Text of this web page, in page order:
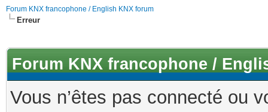
Forum KNX francophone / English KNX forum
Erreur
Forum KNX francophone /
Vous n’êtes pas connecté ou